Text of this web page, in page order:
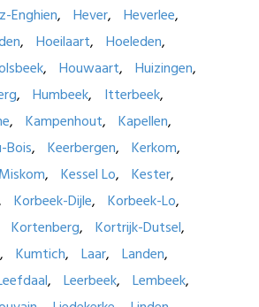
Enghien
Hever
Heverlee
Hoeilaart
Hoeleden
Houwaart
Huizingen
Humbeek
Itterbeek
Kampenhout
Kapellen
Bois
Keerbergen
Kerkom
Kessel Lo
Kester
Korbeek-Dijle
Korbeek-Lo
Kortenberg
Kortrijk-Dutsel
Kumtich Laar
Landen
Leerbeek
Lembeek